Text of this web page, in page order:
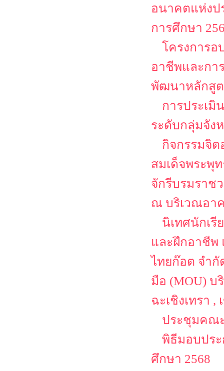
อนาคตแห่งป
การศึกษา
โครงการ
อาชีพและกา
พัฒนาหลักสูต
การประเมิ
ระดับกลุ่มจัง
กิจกรรมจิต
สมเด็จพระพุ
จักรีบรมราช
ณ บริเวณอา
นิเทศนักเ
และฝึกอาชีพ
ไทยก๊อต จำกั
มือ (MOU) บ
ฉะเชิงเทรา
ประชุมคณ
พิธีมอบประ
ศึกษา 2568